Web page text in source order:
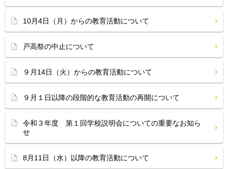
10月4日（月）からの教育活動について
戸高祭の中止について
９月14日（火）からの教育活動について
９月１日以降の段階的な教育活動の再開について
令和３年度 第１回学校説明会についての重要なお知ら
せ
8月11日（水）以降の教育活動について